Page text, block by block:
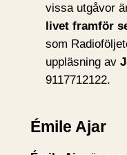
vissa utgåvor
livet framför
som
uppläsning av
9117712122.
Émile Ajar